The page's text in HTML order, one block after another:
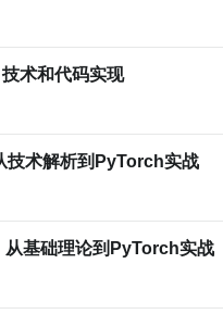
1, 2)
2, 1)
的测试方法，然后输出测
术和代码实现
术解析到PyTorch实战
基础理论到PyTorch实战